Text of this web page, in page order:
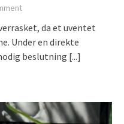
da et uventet
Under en direkte
beslutning [...]